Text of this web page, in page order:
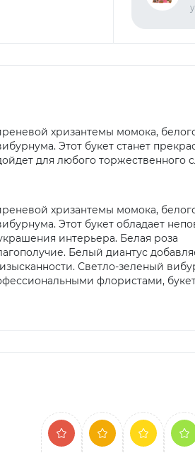
хризантемы момока,
Этот букет станет
для любого торжественного
хризантемы момока,
Этот букет обладает
интерьера. Белая роза
Белый диантус
Светло-зеленый
флористами,